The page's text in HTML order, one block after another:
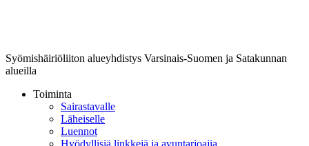
Syömishäiriöliiton alueyhdistys Varsinais-Suomen ja Satakunnan
alueilla
Toiminta
Sairastavalle
Läheiselle
Luennot
Hyödyllisiä linkkejä ja avuntarjoajia